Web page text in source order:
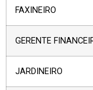
FAXINEIRO
GERENTE
JARDINEIRO